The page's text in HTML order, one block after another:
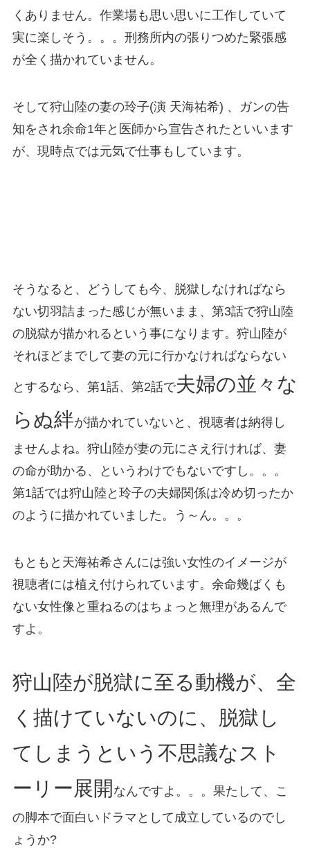
くありません。作業場も思い思いに工作していて
実に楽しそう。。。刑務所内の張りつめた緊張感
が全く描かれていません。
そして狩山陸の妻の玲子(演 天海祐希) 、ガンの告
知をされ余命1年と医師から宣告されたといいます
が、現時点では元気で仕事もしています。
そうなると、どうしても今、脱獄しなければなら
ない切羽詰まった感じが無いまま、第3話で狩山陸
の脱獄が描かれるという事になります。狩山陸が
それほどまでして妻の元に行かなければならない
とするなら、第1話、第2話で夫婦の並々な
らぬ絆が描かれていないと、視聴者は納得し
ませんよね。狩山陸が妻の元にさえ行ければ、妻
の命が助かる、というわけでもないですし。。。
第1話では狩山陸と玲子の夫婦関係は冷め切ったか
のように描かれていました。う～ん。。。
もともと天海祐希さんには強い女性のイメージが
視聴者には植え付けられています。余命幾ばくも
ない女性像と重ねるのはちょっと無理があるんで
すよ。
狩山陸が脱獄に至る動機が、全
く描けていないのに、脱獄し
てしまうという不思議なスト
ーリー展開 なんですよ。。。果たして、こ
の脚本で面白いドラマとして成立しているのでし
ょうか?